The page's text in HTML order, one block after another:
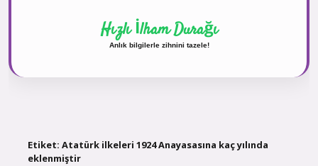
Hızlı İlham Durağı
Anlık bilgilerle zihnini tazele!
Etiket: Atatürk ilkeleri 1924 Anayasasına kaç yılında
eklenmiştir